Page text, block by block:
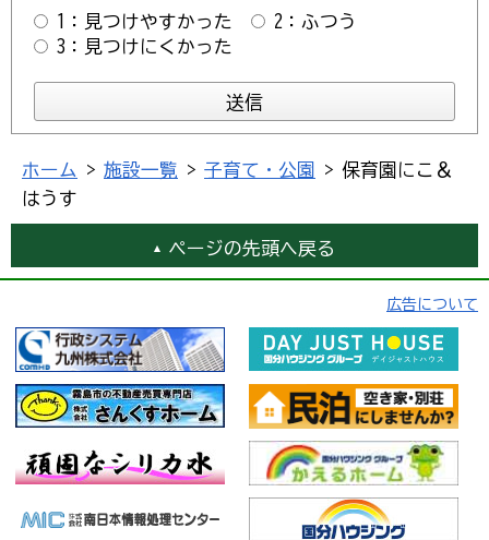
1：見つけやすかった
2：ふつう
3：見つけにくかった
ホーム > 施設一覧 > 子育て・公園
> 保育園にこ＆
はうす
ページの先頭へ戻る
広告について